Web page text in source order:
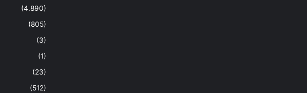
(4.890)
(805)
(3)
(1)
(23)
(512)